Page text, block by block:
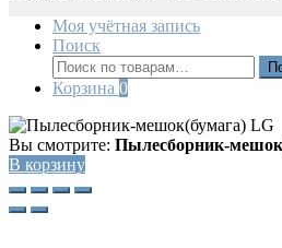
Моя учётная запись
Поиск
Искать:
Корзина 0
Вы смотрите: Пылесборник-
В корзину